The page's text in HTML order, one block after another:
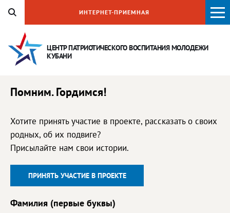
ЦЕНТР ПАТРИОТИЧЕСКОГО ВОСПИТАНИЯМОЛОДЕЖИ
КУБАНИ
ИНТЕРНЕТ-ПРИЕМНАЯ
Помним. Гордимся!
Хотите принять участие в проекте, рассказать о своих
родных, об их подвиге?
Присылайте нам свои истории.
ПРИНЯТЬ УЧАСТИЕ В ПРОЕКТЕ
Фамилия (первые буквы)